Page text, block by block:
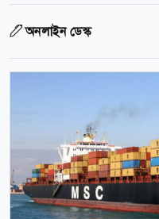
অনলাইন ডেস্ক